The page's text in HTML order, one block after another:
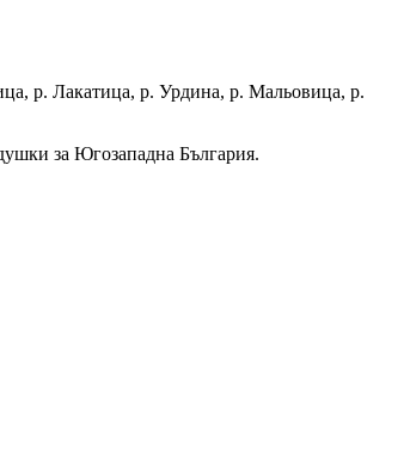
р. Лакатица, р. Урдина, р. Мальовица, р.
за Югозападна България.